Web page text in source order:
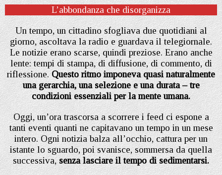
L’abbondanza che disorganizza
Un tempo, un cittadino sfogliava due quotidiani al
giorno, ascoltava la radio e guardava il telegiornale.
Le notizie erano scarse, quindi preziose. Erano anche
lente: tempi di stampa, di diffusione, di commento, di
riflessione.Questo ritmo imponeva quasi naturalmente
una gerarchia, una selezione e una durata – tre
condizioni essenziali per la mente umana.
Oggi, un’ora trascorsa a scorrere i feed ci espone a
tanti eventi quanti ne capitavano un tempo in un mese
intero. Ogni notizia balza all’occhio, cattura per un
istante lo sguardo, poi svanisce, sommersa da quella
successiva, senza lasciare il tempo di sedimentarsi.